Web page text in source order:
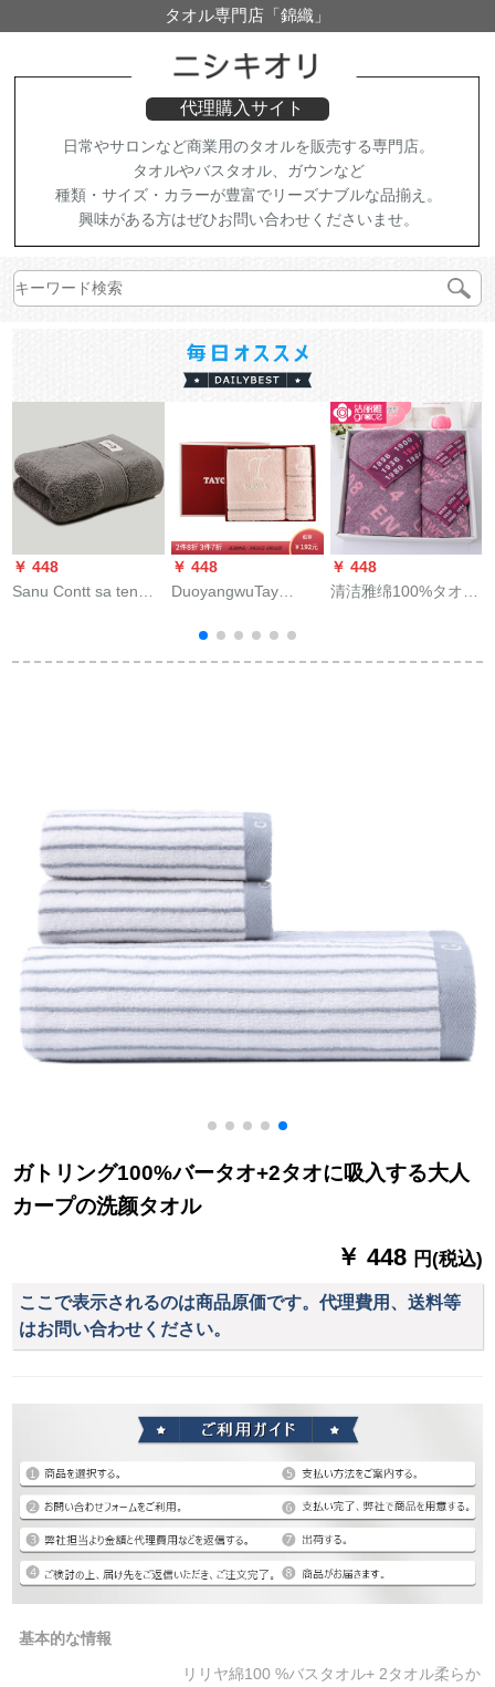
タオル専門店「錦織」
代理購入サイト
日常やサロンなど商業用のタオルを販売する専門店。
タオルやバスタオル、ガウンなど
種類・サイズ・カラーが豊富でリーズナブルな品揃え。
興味がある方はぜひお問い合わせくださいませ。
￥ 448
Sanu Contt sa tenホ
レキシブル吸水シス
￥ 448
DuoyangwuTay
sukinケアのスキタ
イ、纸袋のアイテム
￥ 448
清洁雅绵100%タオル
服プロモーション会
ガトリング100%バータオ+2タオに吸入する大人
カープの洗颜タオル
￥ 448 円(税込)
ここで表示されるのは商品原価です。代理費用、送料等
はお問い合わせください。
基本的な情報
リリヤ綿100 %バスタオル+ 2タオル柔らか